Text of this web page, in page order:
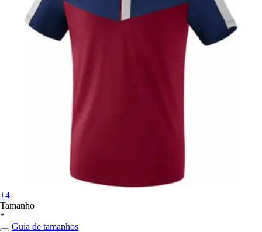
+4
Tamanho
*
Guia de tamanhos